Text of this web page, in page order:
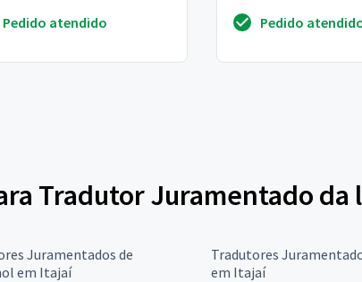
Pedido atendido
ao diploma exigid...
Pedido
Tradutor Juramentado da
Juramentados de
em Itajaí
Tradutores
em Itajaí